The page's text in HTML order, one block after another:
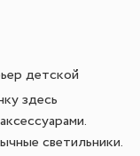
детской
здесь
светильники.